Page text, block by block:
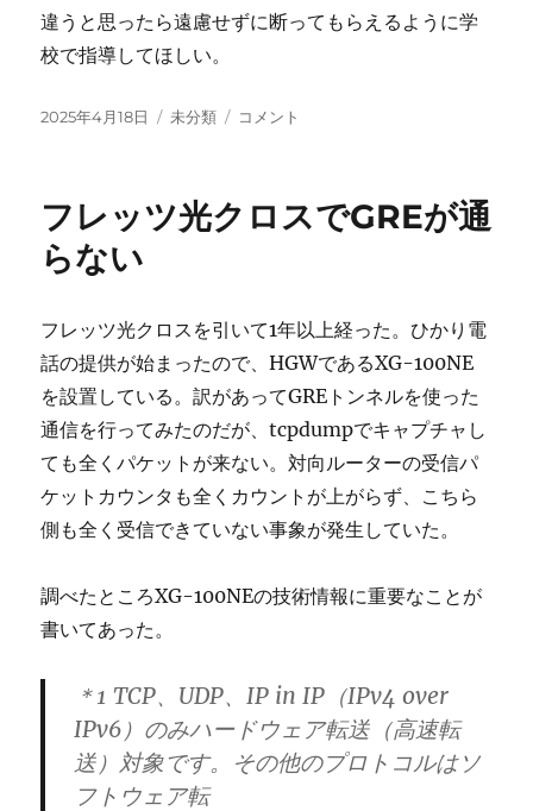
違うと思ったら遠慮せずに断ってもらえるように学
校で指導してほしい。
投
2025年4月18日
カ
ー
未分類
就
面
て
も
っ
い
な
い
コメント
フレッツ光クロスでGREが通
らない
フレッツ光クロスを引いて1年以上経った。ひかり電
話の提供が始まったので、HGWであるXG-100NE
を設置している。訳があってGREトンネルを使った
通信を行ってみたのだが、tcpdumpでキャプチャし
ても全くパケットが来ない。対向ルーターの受信パ
ケットカウンタも全くカウントが上がらず、こちら
側も全く受信できていない事象が発生していた。
調べたところXG-100NEの技術情報に重要なことが
書いてあった。
＊1 TCP、UDP、IP in IP（IPv4 over
IPv6）のみハードウェア転送（⾼速転
送）対象です。その他のプロトコルはソ
フトウェア転